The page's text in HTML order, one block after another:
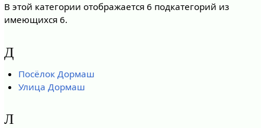
В этой категории отображается 6 подкатегорий из
имеющихся 6.
Д
Посёлок Дормаш
Улица Дормаш
Л